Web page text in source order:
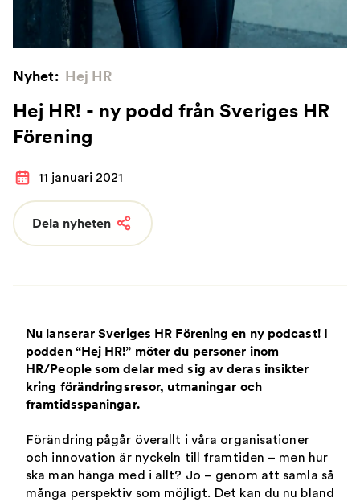
Nyhet: Hej HR
Hej HR! - ny podd från Sveriges HR
Förening
11 januari 2021
Dela nyheten
Nu lanserar Sveriges HR Förening en ny podcast! I
podden “Hej HR!” möter du personer inom
HR/People som delar med sig av deras insikter
kring förändringsresor, utmaningar och
framtidsspaningar.
Förändring pågår överallt i våra organisationer
och innovation är nyckeln till framtiden – men hur
ska man hänga med i allt? Jo – genom att samla så
många perspektiv som möjligt. Det kan du nu bland